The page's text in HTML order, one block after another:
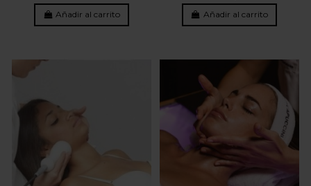
Añadir al carrito Añadir al carrito